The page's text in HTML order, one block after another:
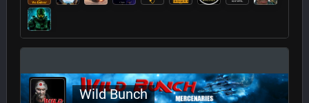
Wild Bunch